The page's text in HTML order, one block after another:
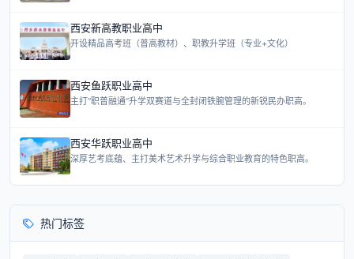
西安新高教职业高中
开设精品高考班（普高教材）、职教升学班（专业+文化）
西安鱼跃职业高中
主打“职普融通”升学双赛道与全封闭铁腕管理的新锐民办职高。
西安华跃职业高中
深厚艺考底蕴、主打美术艺术升学与综合职业教育的特色职高。
热门标签